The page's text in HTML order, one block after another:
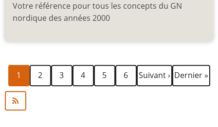
Votre référence pour tous les concepts du GN
nordique des années 2000
Pagination
Page
courante
1 Page
2 Page
3 Page
4 Page
5 Page
6
Page
suivante
Suivant › Dernière
page
Dernier »